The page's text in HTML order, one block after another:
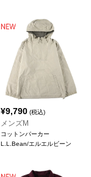
¥9,790 (税込)
メンズM
コットンパーカー
L.L.Bean/エルエルビーン